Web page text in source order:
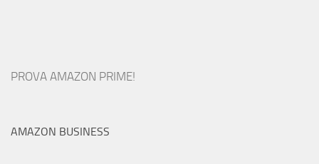
PROVA AMAZON PRIME!
AMAZON BUSINESS